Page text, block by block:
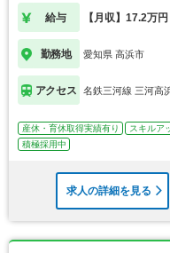
給与 【月収】17.2万円
勤務地 愛知県 高浜市
アクセス 名鉄三河線 三河高
産休・育休取得実績有り スキルア
積極採用中
求人の詳細を見る